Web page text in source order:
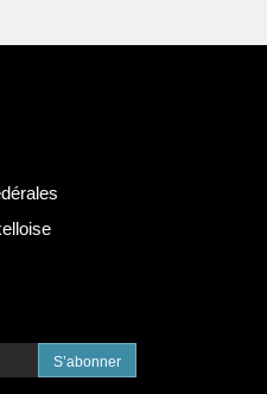
S’abonner